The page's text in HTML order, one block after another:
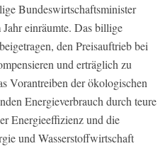
Bundeswirtschaftsminister
einräumte. Das billige
den Preisauftrieb bei
und erträglich zu
Vorantreiben der ökologischen
Energieverbrauch durch teure
Energieeffizienz und die
und Wasserstoffwirtschaft